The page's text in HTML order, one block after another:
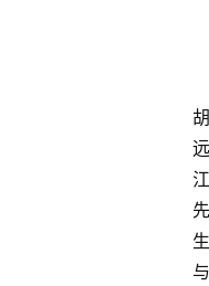
胡
远
江
先
生
与